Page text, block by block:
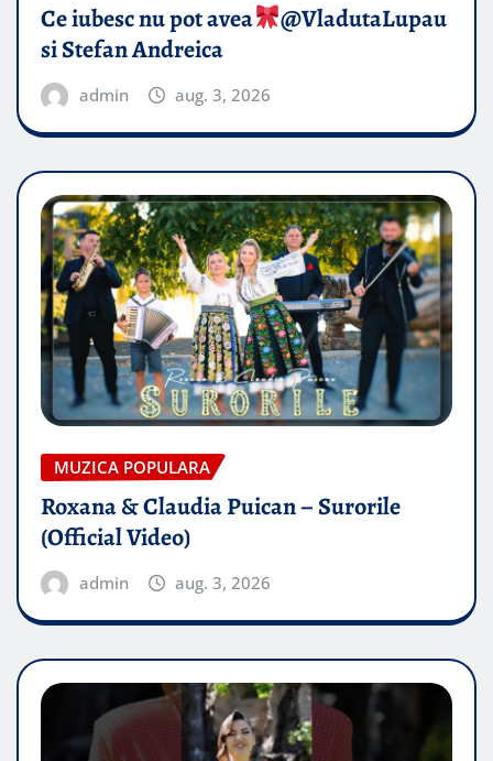
Ce iubesc nu pot avea
​@VladutaLupau
si Stefan Andreica
admin aug. 3, 2026
MUZICA POPULARA
Roxana & Claudia Puican – Surorile
(Official Video)
admin aug. 3, 2026